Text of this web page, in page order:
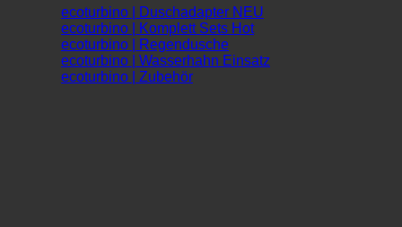
ecoturbino | Duschadapter
ecoturbino | Komplett Sets
ecoturbino | Regendusche
ecoturbino | Wasserhahn Einsatz
ecoturbino | Zubehör